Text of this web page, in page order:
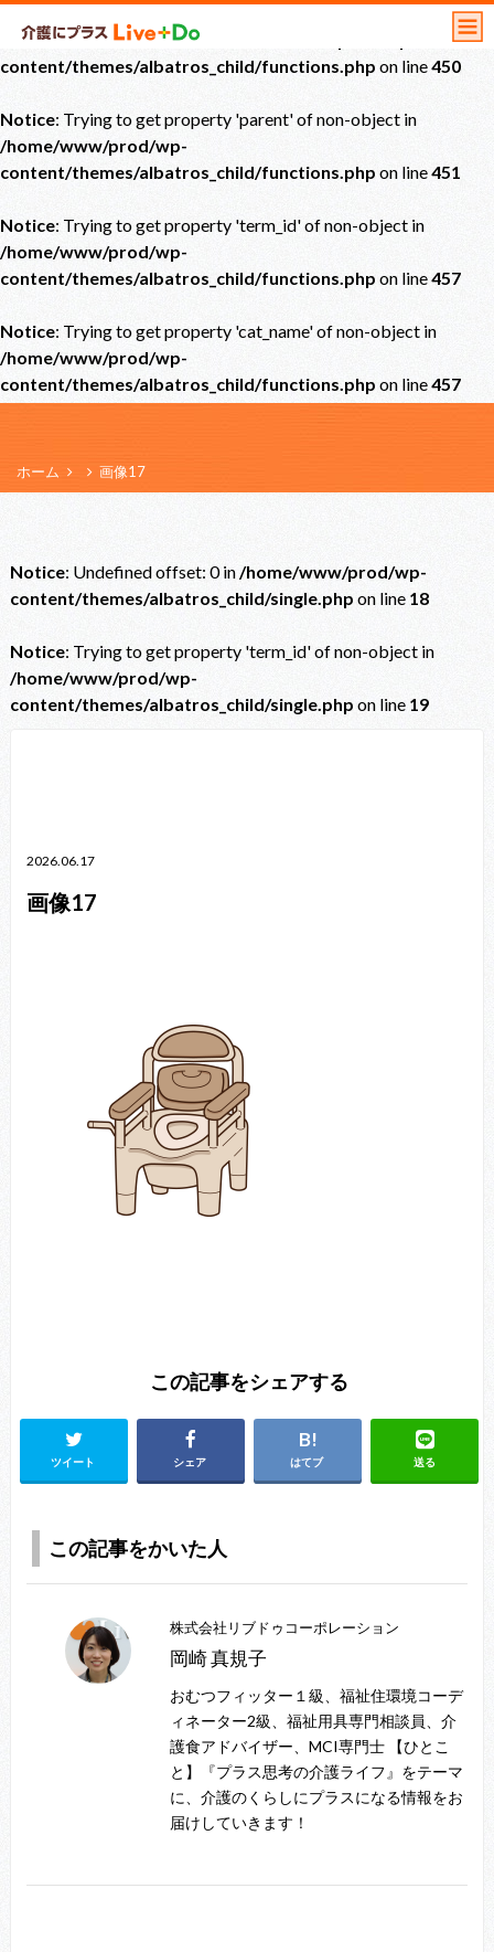
Notice: Undefined offset: 0 in
content/themes/albatros_child/functions.php on line450
Notice: Trying to get property 'parent' of non-object in
/home/www/prod/wp-
content/themes/albatros_child/functions.php on line451
Notice: Trying to get property 'term_id' of non-object in
/home/www/prod/wp-
content/themes/albatros_child/functions.php on line457
Notice: Trying to get property 'cat_name' of non-object in
/home/www/prod/wp-
content/themes/albatros_child/functions.php on line457
ホーム 画像17
Notice: Undefined offset: 0 in/home/www/prod/wp-
content/themes/albatros_child/single.php on line 18
Notice: Trying to get property 'term_id' of non-object in
/home/www/prod/wp-
content/themes/albatros_child/single.php on line 19
2026.06.17
画像17
この記事をシェアする
ツイート シェア はてブ 送る
この記事をかいた人
株式会社リブドゥコーポレーション
岡崎 真規子
おむつフィッター１級、福祉住環境コーデ
ィネーター2級、福祉用具専門相談員、介
護食アドバイザー、MCI専門士 【ひとこ
と】『プラス思考の介護ライフ』をテーマ
に、介護のくらしにプラスになる情報をお
届けしていきます！